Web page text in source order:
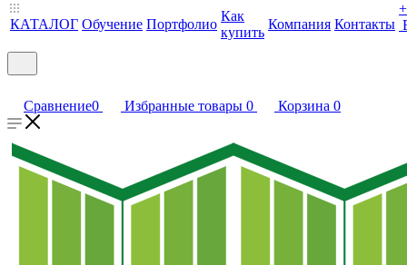
КАТАЛОГ Обучение Портфолио
Как
купить
Компания Контакты
+
Сравнение0 Избранные товары 0 Корзина 0